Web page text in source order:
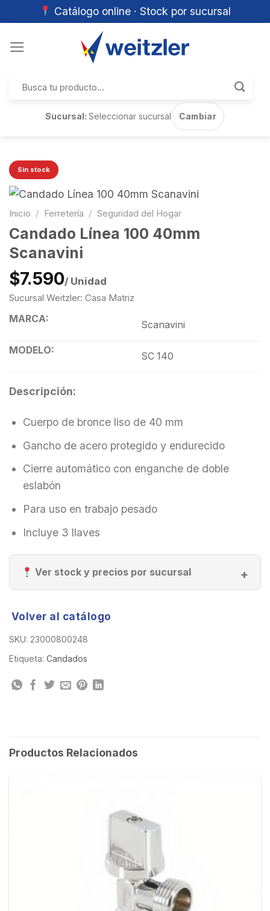
Catálogo online · Stock por sucursal
por:
Sucursal:Seleccionar sucursal Cambiar
Sin stock
Inicio / Ferretería / Seguridad del Hogar
Candado Línea 100 40mm
Scanavini
$7.590/ Unidad
Sucursal Weitzler: Casa Matriz
MARCA:
Scanavini
MODELO:
SC 140
Descripción:
Cuerpo de bronce liso de 40 mm
Gancho de acero protegido y endurecido
Cierre automático con enganche de doble
eslabón
Para uso en trabajo pesado
Incluye 3 llaves
Ver stock y precios por sucursal
Volver al catálogo
SKU: 23000800248
Etiqueta: Candados
Productos Relacionados